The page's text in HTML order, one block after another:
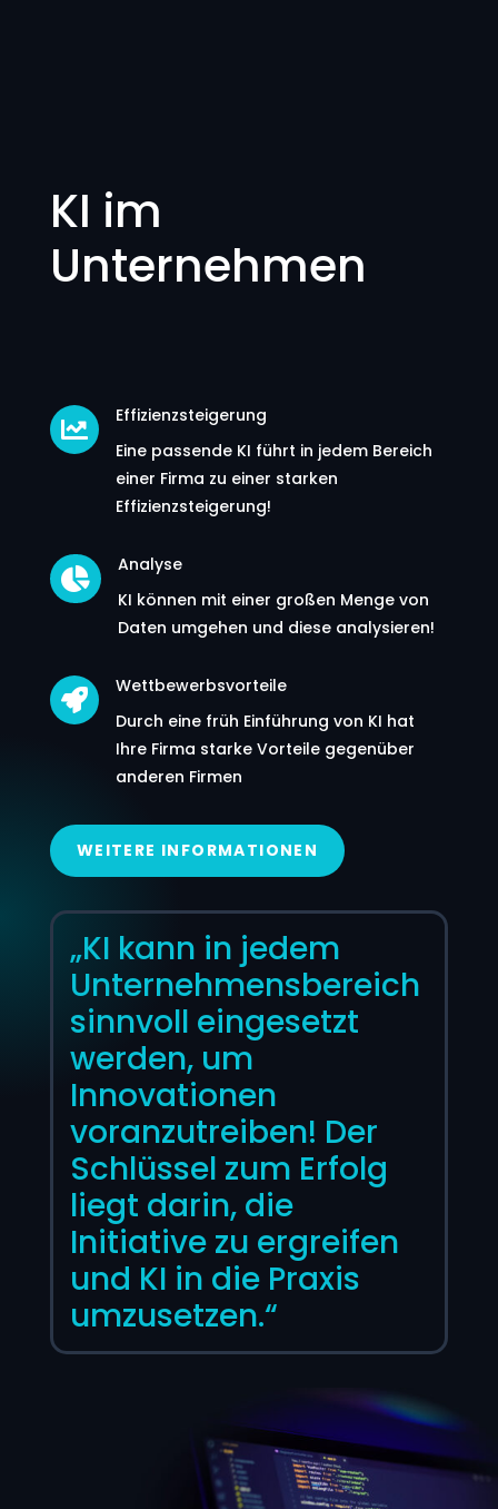
KI im
Unternehmen

Effizienzsteigerung
Eine passende KI führt in jedem Bereich
einer Firma zu einer starken
Effizienzsteigerung!

Analyse
KI können mit einer großen Menge von
Daten umgehen und diese analysieren!

Wettbewerbsvorteile
Durch eine früh Einführung von KI hat
Ihre Firma starke Vorteile gegenüber
anderen Firmen
WEITERE INFORMATIONEN
„KI kann in jedem
Unternehmensbereich
sinnvoll eingesetzt
werden, um
Innovationen
voranzutreiben! Der
Schlüssel zum Erfolg
liegt darin, die
Initiative zu ergreifen
und KI in die Praxis
umzusetzen.“